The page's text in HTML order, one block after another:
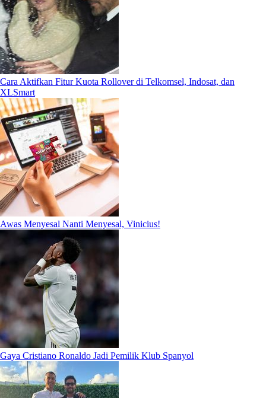
Cara Aktifkan Fitur Kuota Rollover di Telkomsel, Indosat, dan
XLSmart
Awas Menyesal Nanti Menyesal, Vinicius!
Gaya Cristiano Ronaldo Jadi Pemilik Klub Spanyol